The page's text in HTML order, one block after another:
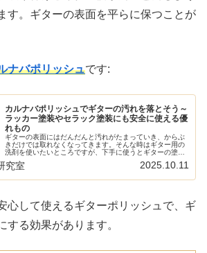
す。ギターの表面を平らに保つことが
ナバポリッシュです:
カルナバポリッシュでギターの汚れを落とそう～
ラッカー塗装やセラック塗装にも安全に使える優
れもの
ギターの表面にはだんだんと汚れがたまっていき、からぶ
きだけでは取れなくなってきます。そんな時はギター用の
洗剤を使いたいところですが、下手に使うとギターの塗装
を侵してしまうことも。カルナバポリッシュは一番安全と
思われる掃除用品です。 クラシッ...
究室 2025.10.11
心して使えるギターポリッシュで、ギ
する効果があります。